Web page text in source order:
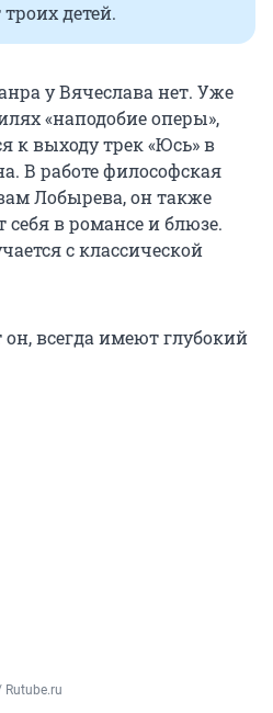
детей.
у Вячеслава нет. Уже
«наподобие оперы»,
к выходу трек «Юсь» в
В работе философская
Лобырева, он также
себя в романсе и блюзе.
с классической
всегда имеют глубокий